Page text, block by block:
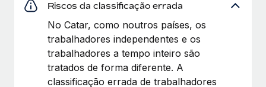
Riscos da classificação errada
No Catar, como noutros países, os
trabalhadores independentes e os
trabalhadores a tempo inteiro são
tratados de forma diferente. A
classificação errada de trabalhadores